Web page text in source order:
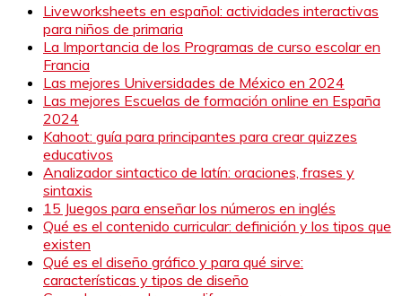
Liveworksheets en español: actividades interactivas
para niños de primaria
La Importancia de los Programas de curso escolar en
Francia
Las mejores Universidades de México en 2024
Las mejores Escuelas de formación online en España
2024
Kahoot: guía para principantes para crear quizzes
educativos
Analizador sintactico de latín: oraciones, frases y
sintaxis
15 Juegos para enseñar los números en inglés
Qué es el contenido curricular: definición y los tipos que
existen
Qué es el diseño gráfico y para qué sirve:
características y tipos de diseño